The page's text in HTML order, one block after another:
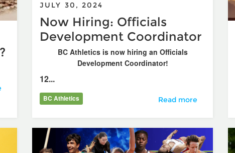
la douleur ?
JULY 30, 2024
Now Hiring: Officials
Development Coordinator
BC Athletics is now hiring an Officials
Development Coordinator!
12...
BC Athletics Now Hiring: Officials
Read more